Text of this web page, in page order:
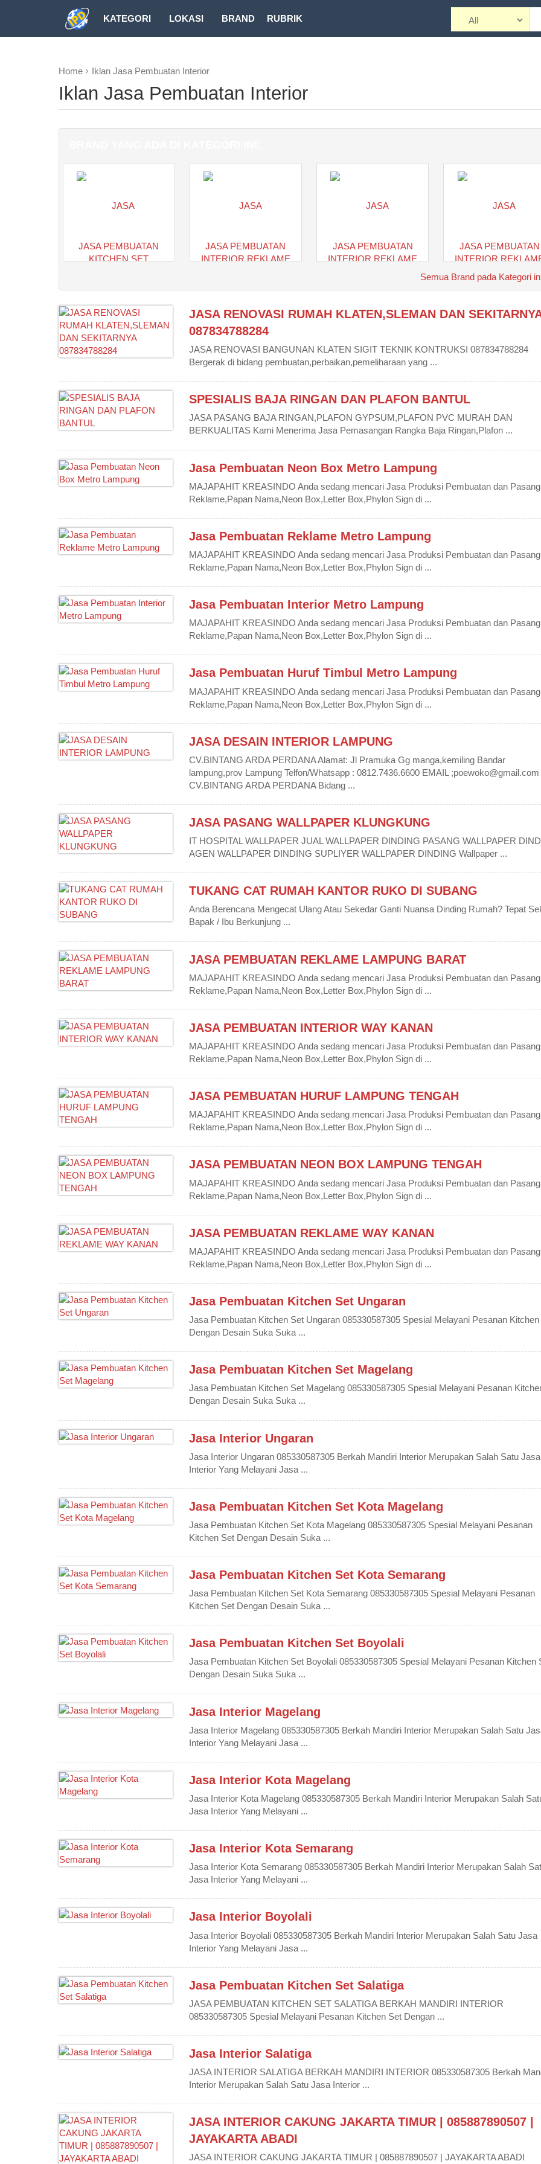
KATEGORI LOKASI BRAND RUBRIK
Home
Iklan Jasa Pembuatan Interior
Iklan Jasa Pembuatan Interior
JASA PEMBUATAN
KITCHEN SET
JASA PEMBUATAN
INTERIOR REKLAME
JASA PEMBUATAN
INTERIOR REKLAME
JASA PEMBUATAN
INTERIOR
HURUF TIMBUL
BOX KAUR
Semua Brand pada Kategori
JASA RENOVASI RUMAH KLATEN,SLEMAN DAN
087834788284
JASA RENOVASI BANGUNAN KLATEN SIGIT TEKNIK KONTRUKSI 087834788284
Bergerak di bidang pembuatan,perbaikan,pemeliharaan yang ...
SPESIALIS BAJA RINGAN DAN PLAFON BANTUL
JASA PASANG BAJA RINGAN,PLAFON GYPSUM,PLAFON PVC MURAH DAN
BERKUALITAS Kami Menerima Jasa Pemasangan Rangka Baja Ringan,Plafon ...
Jasa Pembuatan Neon Box Metro Lampung
MAJAPAHIT KREASINDO Anda sedang mencari Jasa Produksi Pembuatan dan Pasang
Reklame,Papan Nama,Neon Box,Letter Box,Phylon Sign di ...
Jasa Pembuatan Reklame Metro Lampung
MAJAPAHIT KREASINDO Anda sedang mencari Jasa Produksi Pembuatan dan Pasang
Reklame,Papan Nama,Neon Box,Letter Box,Phylon Sign di ...
Jasa Pembuatan Interior Metro Lampung
MAJAPAHIT KREASINDO Anda sedang mencari Jasa Produksi Pembuatan dan Pasang
Reklame,Papan Nama,Neon Box,Letter Box,Phylon Sign di ...
Jasa Pembuatan Huruf Timbul Metro Lampung
MAJAPAHIT KREASINDO Anda sedang mencari Jasa Produksi Pembuatan dan Pasang
Reklame,Papan Nama,Neon Box,Letter Box,Phylon Sign di ...
JASA DESAIN INTERIOR LAMPUNG
CV.BINTANG ARDA PERDANA Alamat: Jl Pramuka Gg manga,kemiling Bandar
lampung,prov Lampung Telfon/Whatsapp : 0812.7436.6600 EMAIL ;poewoko@gmail.com
CV.BINTANG ARDA PERDANA Bidang ...
JASA PASANG WALLPAPER KLUNGKUNG
IT HOSPITAL WALLPAPER JUAL WALLPAPER DINDING PASANG WALLPAPER
AGEN WALLPAPER DINDING SUPLIYER WALLPAPER DINDING Wallpaper ...
TUKANG CAT RUMAH KANTOR RUKO DI SUBANG
Anda Berencana Mengecat Ulang Atau Sekedar Ganti Nuansa Dinding Rumah? Tepat
Bapak / Ibu Berkunjung ...
JASA PEMBUATAN REKLAME LAMPUNG BARAT
MAJAPAHIT KREASINDO Anda sedang mencari Jasa Produksi Pembuatan dan Pasang
Reklame,Papan Nama,Neon Box,Letter Box,Phylon Sign di ...
JASA PEMBUATAN INTERIOR WAY KANAN
MAJAPAHIT KREASINDO Anda sedang mencari Jasa Produksi Pembuatan dan Pasang
Reklame,Papan Nama,Neon Box,Letter Box,Phylon Sign di ...
JASA PEMBUATAN HURUF LAMPUNG TENGAH
MAJAPAHIT KREASINDO Anda sedang mencari Jasa Produksi Pembuatan dan Pasang
Reklame,Papan Nama,Neon Box,Letter Box,Phylon Sign di ...
JASA PEMBUATAN NEON BOX LAMPUNG TENGAH
MAJAPAHIT KREASINDO Anda sedang mencari Jasa Produksi Pembuatan dan Pasang
Reklame,Papan Nama,Neon Box,Letter Box,Phylon Sign di ...
JASA PEMBUATAN REKLAME WAY KANAN
MAJAPAHIT KREASINDO Anda sedang mencari Jasa Produksi Pembuatan dan Pasang
Reklame,Papan Nama,Neon Box,Letter Box,Phylon Sign di ...
Jasa Pembuatan Kitchen Set Ungaran
Jasa Pembuatan Kitchen Set Ungaran 085330587305 Spesial Melayani Pesanan Kitchen
Dengan Desain Suka Suka ...
Jasa Pembuatan Kitchen Set Magelang
Jasa Pembuatan Kitchen Set Magelang 085330587305 Spesial Melayani Pesanan
Dengan Desain Suka Suka ...
Jasa Interior Ungaran
Jasa Interior Ungaran 085330587305 Berkah Mandiri Interior Merupakan Salah Satu Jasa
Interior Yang Melayani Jasa ...
Jasa Pembuatan Kitchen Set Kota Magelang
Jasa Pembuatan Kitchen Set Kota Magelang 085330587305 Spesial Melayani Pesanan
Kitchen Set Dengan Desain Suka ...
Jasa Pembuatan Kitchen Set Kota Semarang
Jasa Pembuatan Kitchen Set Kota Semarang 085330587305 Spesial Melayani Pesanan
Kitchen Set Dengan Desain Suka ...
Jasa Pembuatan Kitchen Set Boyolali
Jasa Pembuatan Kitchen Set Boyolali 085330587305 Spesial Melayani Pesanan Kitchen
Dengan Desain Suka Suka ...
Jasa Interior Magelang
Jasa Interior Magelang 085330587305 Berkah Mandiri Interior Merupakan Salah Satu
Interior Yang Melayani Jasa ...
Jasa Interior Kota Magelang
Jasa Interior Kota Magelang 085330587305 Berkah Mandiri Interior Merupakan Salah
Jasa Interior Yang Melayani ...
Jasa Interior Kota Semarang
Jasa Interior Kota Semarang 085330587305 Berkah Mandiri Interior Merupakan Salah
Jasa Interior Yang Melayani ...
Jasa Interior Boyolali
Jasa Interior Boyolali 085330587305 Berkah Mandiri Interior Merupakan Salah Satu Jasa
Interior Yang Melayani Jasa ...
Jasa Pembuatan Kitchen Set Salatiga
JASA PEMBUATAN KITCHEN SET SALATIGA BERKAH MANDIRI INTERIOR
085330587305 Spesial Melayani Pesanan Kitchen Set Dengan ...
Jasa Interior Salatiga
JASA INTERIOR SALATIGA BERKAH MANDIRI INTERIOR 085330587305 Berkah
Interior Merupakan Salah Satu Jasa Interior ...
JASA INTERIOR CAKUNG JAKARTA TIMUR | 085887890507 |
JAYAKARTA ABADI
JASA INTERIOR CAKUNG JAKARTA TIMUR | 085887890507 | JAYAKARTA ABADI